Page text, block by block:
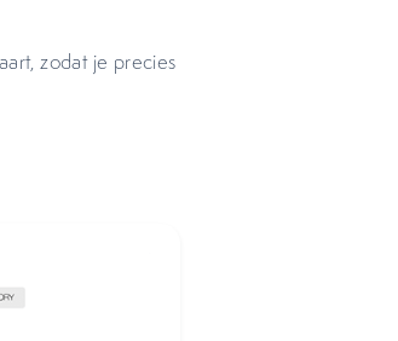
zodat je precies